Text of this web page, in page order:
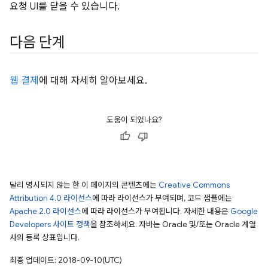
요청 UI를 닫을 수 있습니다.
다음 단계
웹 결제 에 대해 자세히 알아보세요.
도움이 되었나요?
달리 명시되지 않는 한 이 페이지의 콘텐츠에는 Creative Commons
Attribution 4.0 라이선스에 따라 라이선스가 부여되며, 코드 샘플에는
Apache 2.0 라이선스에 따라 라이선스가 부여됩니다. 자세한 내용은 Google
Developers 사이트 정책을 참조하세요. 자바는 Oracle 및/또는 Oracle 계열
사의 등록 상표입니다.
최종 업데이트: 2018-09-10(UTC)